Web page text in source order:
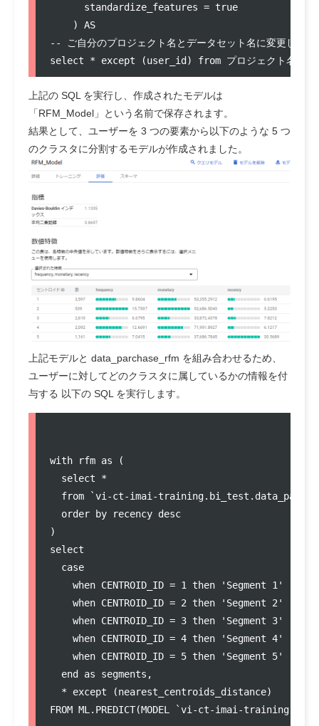
      standardize_features = true
    ) AS
-- ご自分のプロジェクト名とデータセット名に変更してく
上記の SQL を実行し、作成されたモデルは
「RFM_Model」という名前で保存されます。
結果として、ユーザーを 3 つの要素から以下のような 5 つ
のクラスタに分割するモデルが作成されました。
上記モデルと data_parchase_rfm を組み合わせるため、
ユーザーに対してどのクラスタに属しているかの情報を付
与する 以下の SQL を実行します。
with rfm as (
  select *
from `vi-ct-imai-
  order by recency desc
)
select
  case
    when CENTROID_ID = 1 then 'Segment 1'
    when CENTROID_ID = 2 then 'Segment 2'
    when CENTROID_ID = 3 then 'Segment 3'
    when CENTROID_ID = 4 then 'Segment 4'
    when CENTROID_ID = 5 then 'Segment 5'
  end as segments,
  * except (nearest_centroids_distance)